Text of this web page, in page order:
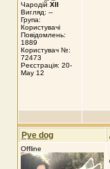
Чародій XII
Вигляд: --
Група:
Користувачі
Повідомлень:
1889
Користувач №:
72473
Реєстрація: 20-
May 12
Pye dog
Offline